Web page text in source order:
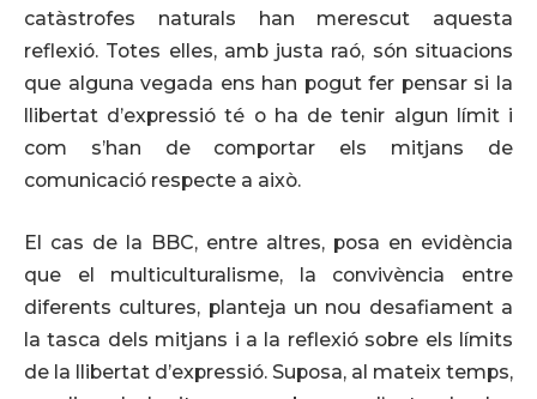
catàstrofes naturals han merescut aquesta
reflexió. Totes elles, amb justa raó, són situacions
que alguna vegada ens han pogut fer pensar si la
llibertat d’expressió té o ha de tenir algun límit i
com s’han de comportar els mitjans de
comunicació respecte a això.
El cas de la BBC, entre altres, posa en evidència
que el multiculturalisme, la convivència entre
diferents cultures, planteja un nou desafiament a
la tasca dels mitjans i a la reflexió sobre els límits
de la llibertat d’expressió. Suposa, al mateix temps,